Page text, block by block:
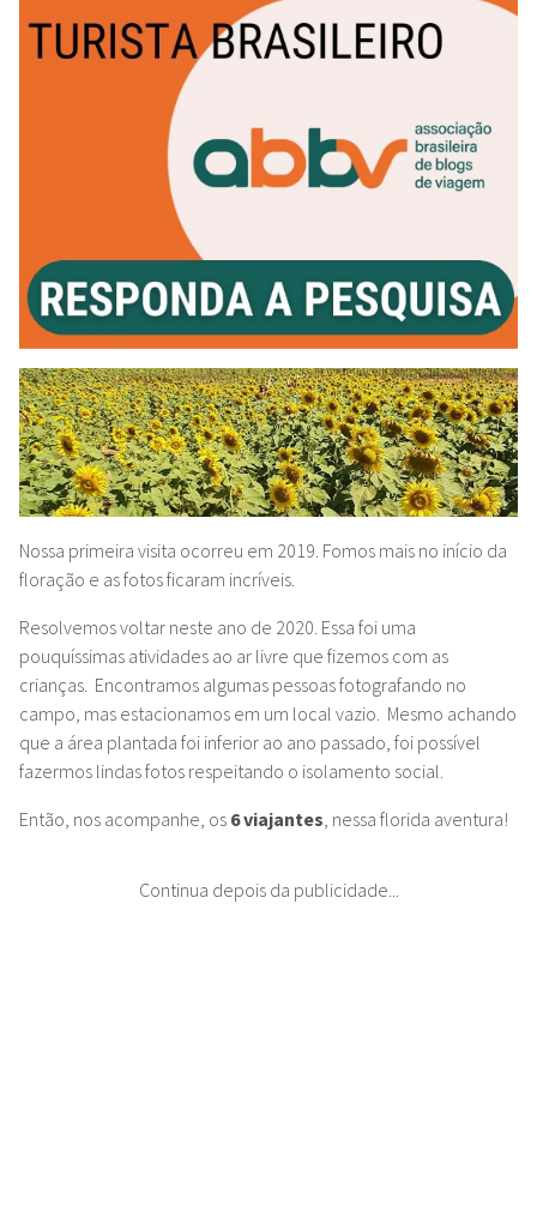
Nossa primeira visita ocorreu em 2019. Fomos mais no início da
floração e as fotos ficaram incríveis.
Resolvemos voltar neste ano de 2020. Essa foi uma
pouquíssimas atividades ao ar livre que fizemos com as
crianças. Encontramos algumas pessoas fotografando no
campo, mas estacionamos em um local vazio. Mesmo achando
que a área plantada foi inferior ao ano passado, foi possível
fazermos lindas fotos respeitando o isolamento social.
Então, nos acompanhe, os 6 viajantes, nessa florida aventura!
Continua depois da publicidade...